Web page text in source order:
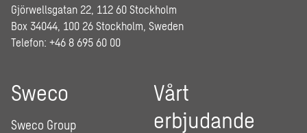
Gjörwellsgatan 22, 112 60 Stockholm
Box 34044, 100 26 Stockholm, Sweden
Telefon: +46 8 695 60 00
Sweco
Sweco Group
Vårt
erbjudande